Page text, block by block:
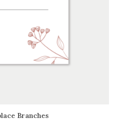
Branches